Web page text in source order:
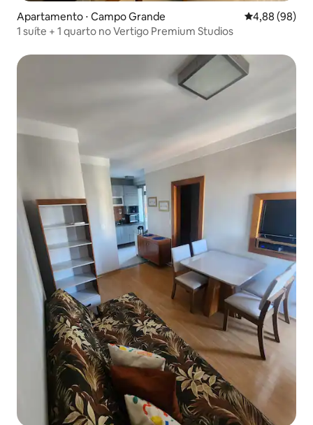
Apartamento ⋅ Campo Grande 4,88 de uma
4,88 (98)
1 suíte + 1 quarto no Vertigo Premium Studios